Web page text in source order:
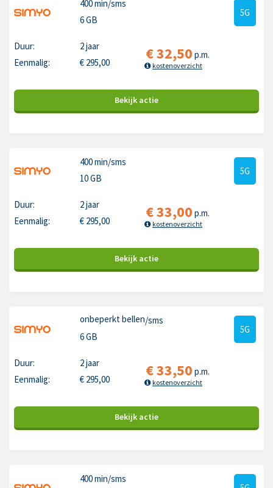
400 min/sms
6 GB
5G
Duur:
2 jaar
Eenmalig:
€ 295,00 €32,50 p.m.
kostenoverzicht
Bekijk actie
400 min/sms
10 GB
5G
Duur:
2 jaar
Eenmalig:
€ 295,00 €33,00 p.m.
kostenoverzicht
Bekijk actie
onbeperkt bellen/sms
6 GB
5G
Duur:
2 jaar
Eenmalig:
€ 295,00 €33,50 p.m.
kostenoverzicht
Bekijk actie
400 min/sms